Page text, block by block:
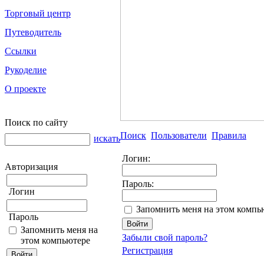
Торговый центр
Путеводитель
Ссылки
Рукоделие
О проекте
Поиск по сайту
искать
Авторизация
Логин
Пароль
Запомнить меня на
этом компьютере
Поиск Пользователи Правила
Логин:
Пароль:
Запомнить меня на этом
Забыли свой пароль?
Регистрация